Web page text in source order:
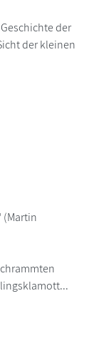
der
der kleinen
(Martin